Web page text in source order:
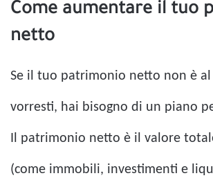
Come aumentare il tuo
netto
Se il tuo patrimonio netto non è
vorresti, hai bisogno di un piano
Il patrimonio netto è il valore
(come immobili, investimenti e